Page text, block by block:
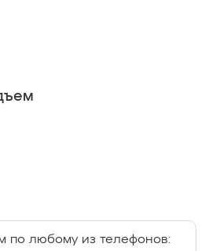
по любому из телефонов: